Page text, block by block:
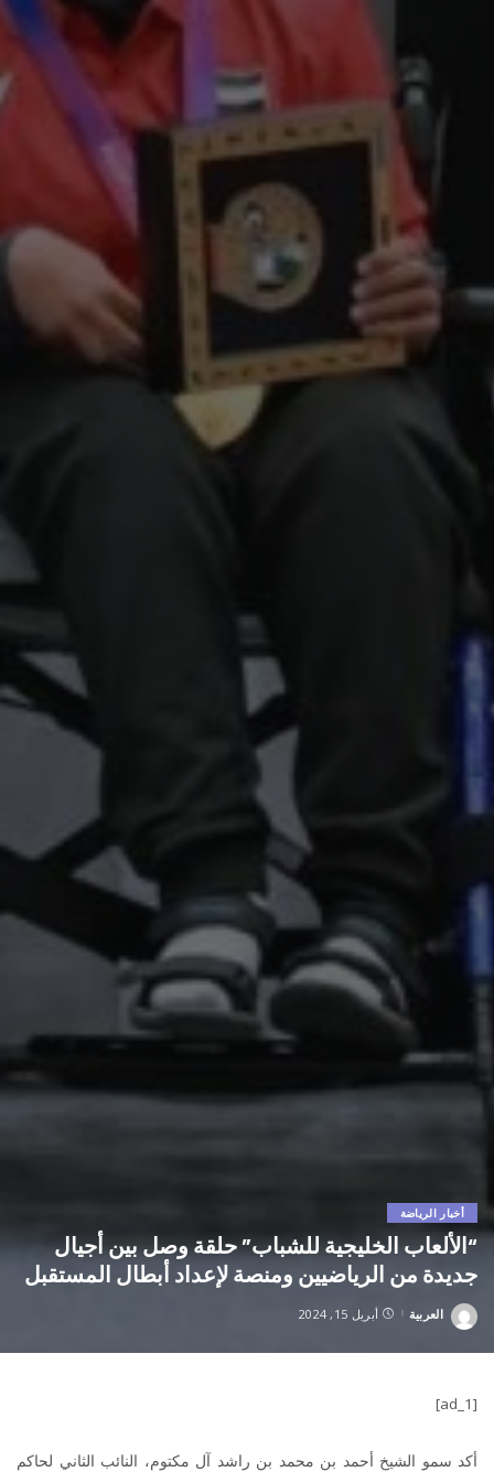
أخبار الرياضة
“الألعاب الخليجية للشباب” حلقة وصل بين أجيال
جديدة من الرياضيين ومنصة لإعداد أبطال المستقبل
Posted
العربية أبريل 15, 2024
[ad_1]
أكد سمو الشيخ أحمد بن محمد بن راشد آل مكتوم، النائب الثاني لحاكم